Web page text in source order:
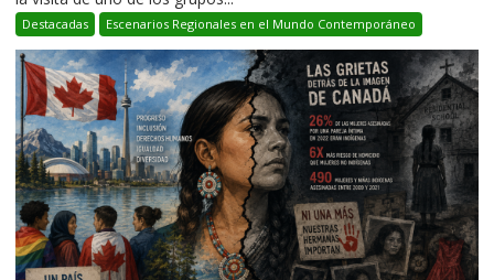
Destacadas Escenarios Regionales en el Mundo Contemporáneo